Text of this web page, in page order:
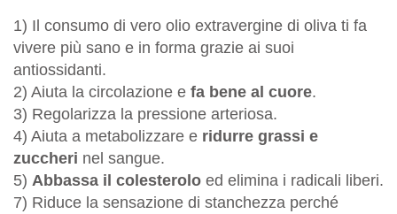
1) Il consumo di vero olio extravergine di oliva ti fa
vivere più sano e in forma grazie ai suoi
antiossidanti.
2) Aiuta la circolazione e fa bene al cuore.
3) Regolarizza la pressione arteriosa.
4) Aiuta a metabolizzare e ridurre grassi e
zuccheri nel sangue.
5) Abbassa il colesterolo ed elimina i radicali liberi.
7) Riduce la sensazione di stanchezza perché